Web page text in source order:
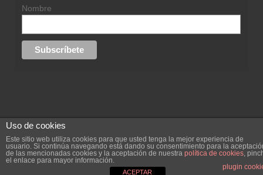
Nombre
replica rolex datejust replica rolex day date
Creada por
Uso de cookies
Este sitio web utiliza cookies para que usted tenga la mejor experiencia de
usuario. Si continúa navegando está dando su consentimiento para la
de las mencionadas cookies y la aceptación de nuestra política de cookies,
el enlace para mayor información.
plugin
ACEPTAR